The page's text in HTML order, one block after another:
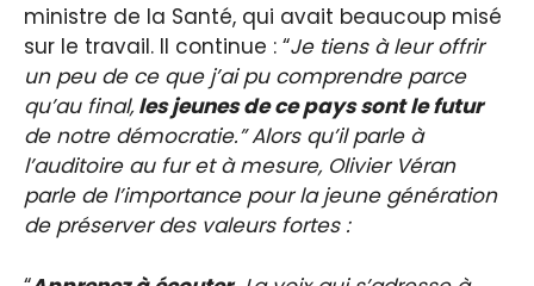
ministre de la Santé, qui avait beaucoup misé
sur le travail. Il continue : “Je tiens à leur offrir
un peu de ce que j’ai pu comprendre parce
qu’au final, les jeunes de ce pays sont le futur
de notre démocratie.” Alors qu’il parle à
l’auditoire au fur et à mesure, Olivier Véran
parle de l’importance pour la jeune génération
de préserver des valeurs fortes :